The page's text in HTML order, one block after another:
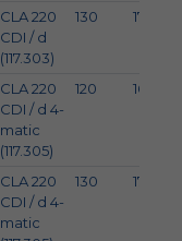
CLA 220
CDI / d
(117.303)
130 177
CLA 220
CDI / d 4-
matic
(117.305)
120 163
CLA 220
CDI / d 4-
matic
130 177